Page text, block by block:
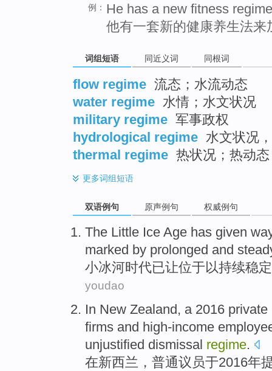
例： He has a new fitness
他有一套新的健康养生法来
词组短语 同近义词 同根词
flow regime 流态；水流动态
water regime 水情；水文状况
military regime 军事政权
hydrological regime 水文状况
thermal regime 热状况；热动
更多词组短语
双语例句 原声例句 权威例句
The Little Ice Age has given
marked by prolonged and
小冰河时代已让位于以持续稳定
youdao
In New Zealand, a 2016 private
firms and high-income
unjustified dismissal regime.
在新西兰 ， 普通议员于2016年